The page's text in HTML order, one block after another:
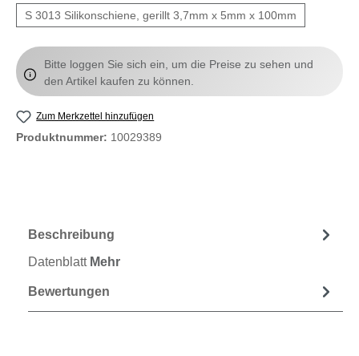
S 3013 Silikonschiene, gerillt 3,7mm x 5mm x 100mm
Bitte loggen Sie sich ein, um die Preise zu sehen und
den Artikel kaufen zu können.
Zum Merkzettel hinzufügen
Produktnummer: 10029389
Beschreibung
Datenblatt Mehr
Bewertungen